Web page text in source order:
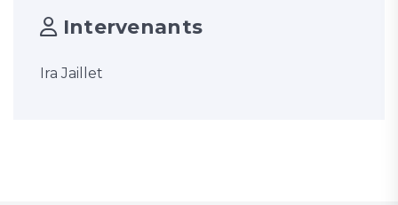
Intervenants
Ira Jaillet